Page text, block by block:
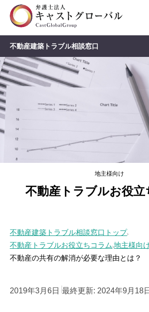
不動産建築トラブル相談窓口
地主様向け
不動産トラブルお役立
不動産建築トラブル相談窓口トップ
不動産トラブルお役立ちコラム 地主様向
不動産の共有の解消が必要な理由とは？
2019年3月6日 最終更新: 2024年9月18日